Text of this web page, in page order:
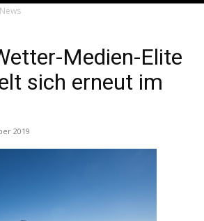
|
News
Medien-Elite
sich erneut im
2019